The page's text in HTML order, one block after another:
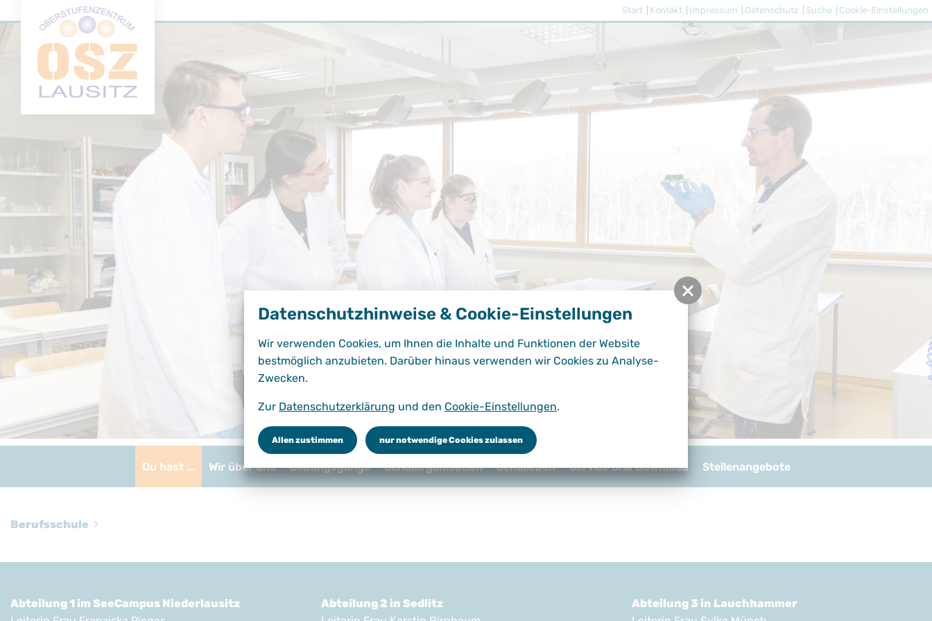
Start Kontakt Impressum Datenschutz Suche Cookie-Einstellungen
Du hast ... Wir über uns Bildungsgänge Schulorganisation Schulleben Service und Download Stellenangebote
Berufsschule
Abteilung 1 im SeeCampus Niederlausitz
Abteilung 2 in Sedlitz
Abteilung 3 in Lauchhammer
Datenschutzhinweise & Cookie-Einstellungen
Wir verwenden Cookies, um Ihnen die Inhalte und Funktionen der Website
bestmöglich anzubieten. Darüber hinaus verwenden wir Cookies zu Analyse-
Zwecken.
Zur Datenschutzerklärung und den Cookie-Einstellungen.
Allen zustimmen nur notwendige Cookies zulassen